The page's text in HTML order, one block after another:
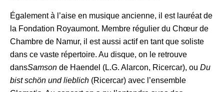
Également à l’aise en musique ancienne, il est lauréat de
la Fondation Royaumont. Membre régulier du Chœur de
Chambre de Namur, il est aussi actif en tant que soliste
dans ce vaste répertoire. Au disque, on le retrouve
dansSamson de Haendel (L.G. Alarcon, Ricercar), ou Du
bist schön und lieblich (Ricercar) avec l’ensemble